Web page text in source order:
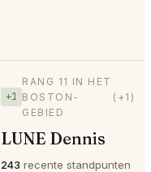
+1
RANG 11 IN HET
BOSTON-
GEBIED
(+1)
LUNE Dennis
243 recente standpunten